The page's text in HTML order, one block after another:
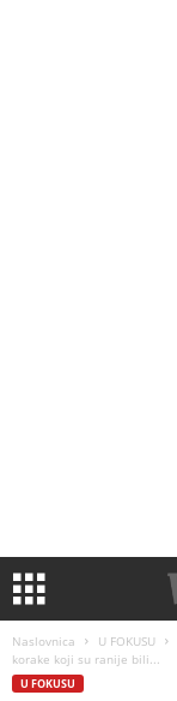
Naslovnica U FOKUSU
korake koji su ranije bili...
U FOKUSU